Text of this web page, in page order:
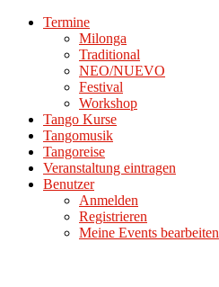
Termine
Milonga
Traditional
NEO/NUEVO
Festival
Workshop
Tango Kurse
Tangomusik
Tangoreise
Veranstaltung eintragen
Benutzer
Anmelden
Registrieren
Meine Events bearbeiten